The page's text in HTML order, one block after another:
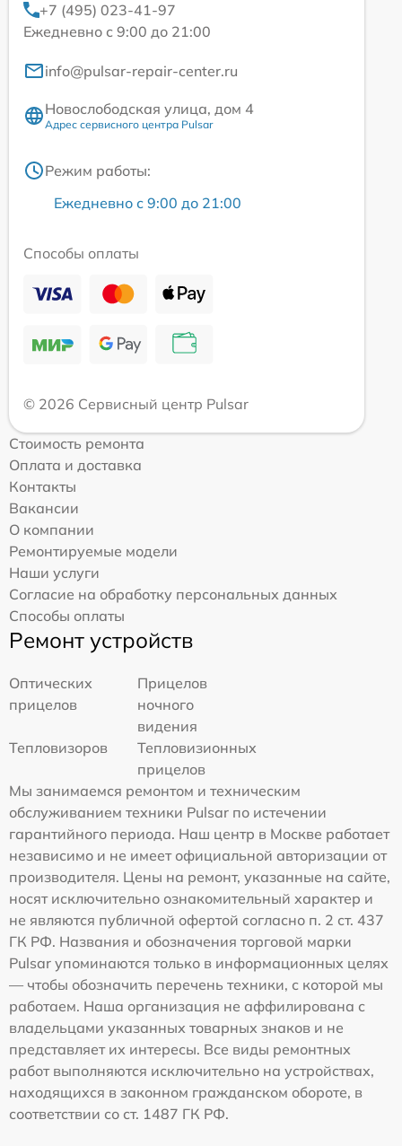
+7 (495) 023-41-97
Ежедневно с 9:00 до 21:00
info@pulsar-repair-center.ru
Новослободская улица, дом 4
Адрес сервисного центра Pulsar
Режим работы:
Ежедневно с 9:00 до 21:00
Способы оплаты
© 2026 Сервисный центр Pulsar
Стоимость ремонта
Оплата и доставка
Контакты
Вакансии
О компании
Ремонтируемые модели
Наши услуги
Согласие на обработку персональных данных
Способы оплаты
Ремонт устройств
Оптических
прицелов
Прицелов
ночного
видения
Тепловизоров
Тепловизионных
прицелов
Мы занимаемся ремонтом и техническим
обслуживанием техники Pulsar по истечении
гарантийного периода. Наш центр в Москве работает
независимо и не имеет официальной авторизации от
производителя. Цены на ремонт, указанные на сайте,
носят исключительно ознакомительный характер и
не являются публичной офертой согласно п. 2 ст. 437
ГК РФ. Названия и обозначения торговой марки
Pulsar упоминаются только в информационных целях
— чтобы обозначить перечень техники, с которой мы
работаем. Наша организация не аффилирована с
владельцами указанных товарных знаков и не
представляет их интересы. Все виды ремонтных
работ выполняются исключительно на устройствах,
находящихся в законном гражданском обороте, в
соответствии со ст. 1487 ГК РФ.